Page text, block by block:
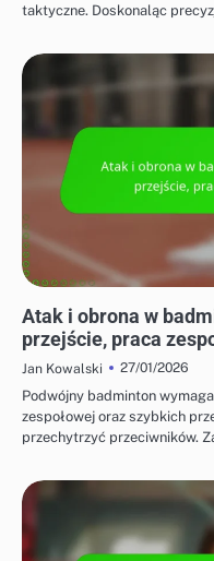
taktyczne. Doskonaląc
Atak i obrona w
przejście, praca
Jan Kowalski
27/01/2026
Podwójny badminton
zespołowej oraz szybkich
przechytrzyć przeciwników.